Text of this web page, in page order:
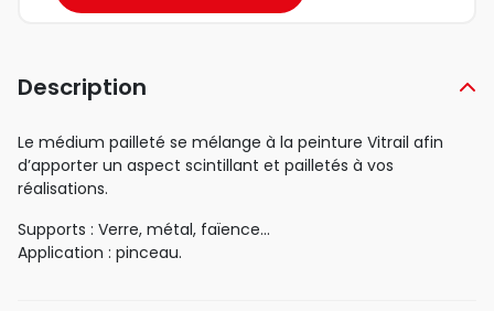
Description
Le médium pailleté se mélange à la peinture Vitrail afin
d’apporter un aspect scintillant et pailletés à vos
réalisations.
Supports : Verre, métal, faïence…
Application : pinceau.